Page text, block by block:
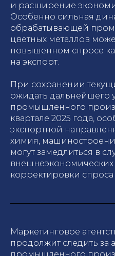
и расширение
Особенно сильная
обрабатывающей
цветных металлов
повышенном спросе
на экспорт.
При сохранении
ожидать дальнейшего
промышленного
квартале 2025 года,
экспортной
химия,
могут замедлиться в
корректировки
Маркетинговое
продолжит следить за